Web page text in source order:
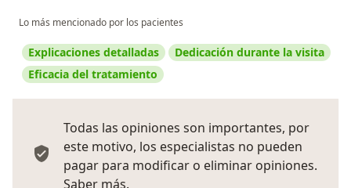
Lo más mencionado por los pacientes
Explicaciones detalladas
Dedicación durante la visita
Eficacia del tratamiento
Todas las opiniones son importantes, por
este motivo, los especialistas no pueden
pagar para modificar o eliminar opiniones.
Saber más.